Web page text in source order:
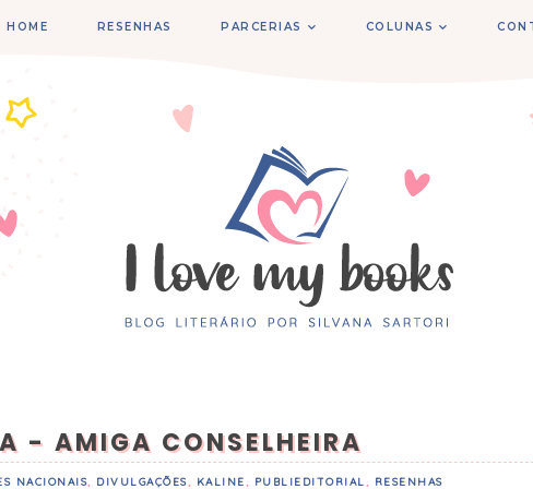
HOME RESENHAS PARCERIAS COLUNAS
- AMIGA CONSELHEIRA
NACIONAIS DIVULGAÇÕES KALINE PUBLIEDITORIAL RESENHAS